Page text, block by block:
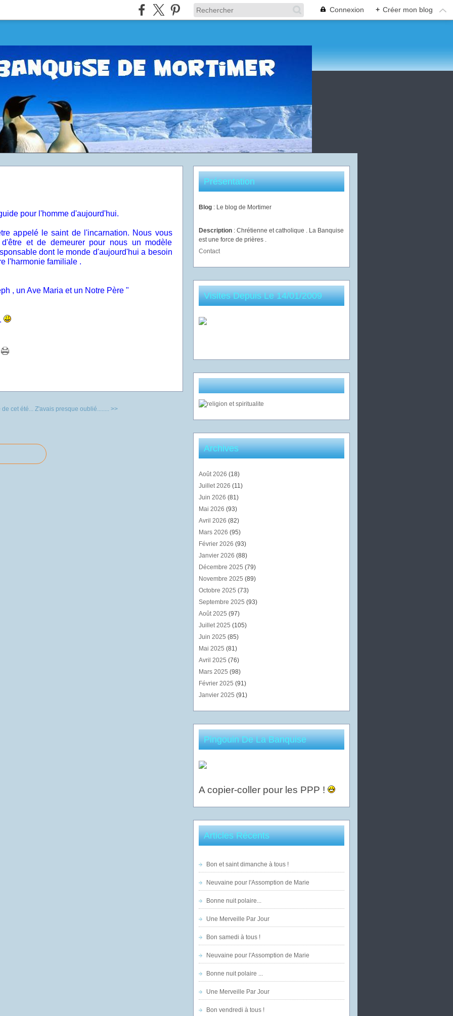
Connexion + Créer mon blog
pour l'homme d'aujourd'hui.
appelé le saint de l'incarnation. Nous vous
et de demeurer pour nous un modèle
dont le monde d'aujourd'hui a besoin
l'harmonie familiale .
, un Ave Maria et un Notre Père "
cet été... Z'avais presque oublié........ >>
Présentation
Blog : Le blog de Mortimer
Description : Chrétienne et catholique . La Banquise
est une force de prières .
Contact
Visites Depuis Le 14/01/2009
Archives
Août 2026 (18)
Juillet 2026 (11)
Juin 2026 (81)
Mai 2026 (93)
Avril 2026 (82)
Mars 2026 (95)
Février 2026 (93)
Janvier 2026 (88)
Décembre 2025 (79)
Novembre 2025 (89)
Octobre 2025 (73)
Septembre 2025 (93)
Août 2025 (97)
Juillet 2025 (105)
Juin 2025 (85)
Mai 2025 (81)
Avril 2025 (76)
Mars 2025 (98)
Février 2025 (91)
Janvier 2025 (91)
Pingouin De La Banquise
A copier-coller pour les PPP !
Articles Récents
Bon et saint dimanche à tous !
Neuvaine pour l'Assomption de Marie
Bonne nuit polaire...
Une Merveille Par Jour
Bon samedi à tous !
Neuvaine pour l'Assomption de Marie
Bonne nuit polaire ...
Une Merveille Par Jour
Bon vendredi à tous !